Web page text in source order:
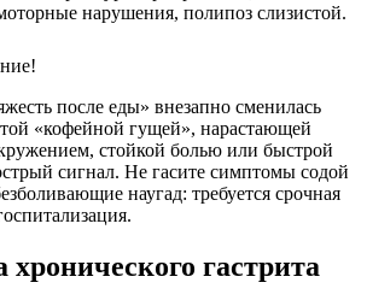
нарушения, полипоз слизистой.
после еды» внезапно сменилась
«кофейной гущей», нарастающей
стойкой болью или быстрой
сигнал. Не гасите симптомы содой
наугад: требуется срочная
хронического гастрита